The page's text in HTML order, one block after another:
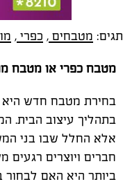
תגים: מטבחים , כפרי ,
מטבח כפרי או מטבח
בחירת מטבח חדש היא
בתהליך עיצוב הבית.
אלא החלל שבו בני
חברים ויוצרים רגעים
ביותר היא האם לבחור